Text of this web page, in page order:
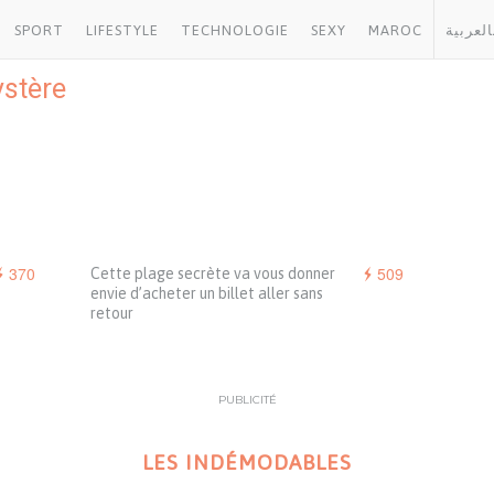
SPORT LIFESTYLE TECHNOLOGIE SEXY MAROC
370 509
Cette plage secrète va vous donner
envie d’acheter un billet aller sans
retour
PUBLICITÉ
LES INDÉMODABLES